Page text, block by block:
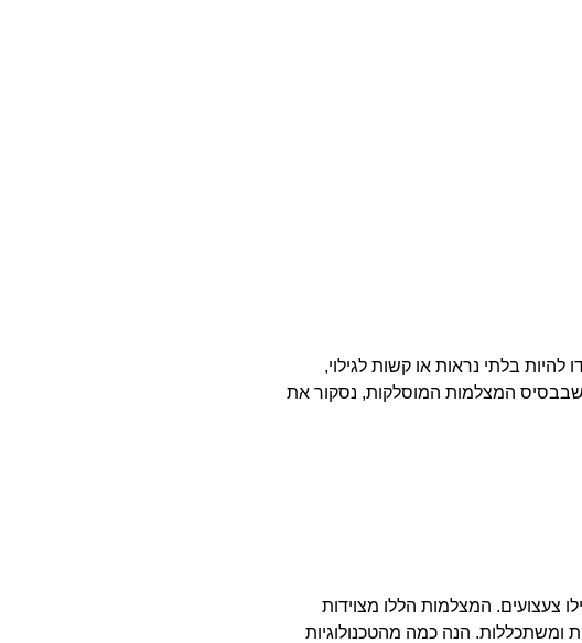
בלתי נראות או קשות לגילוי,
שבבסיס המצלמות המוסלקות, נסקור את
צעצועים. המצלמות הללו מצוידות
ומשתכללות. הנה כמה מהטכנולוגיות